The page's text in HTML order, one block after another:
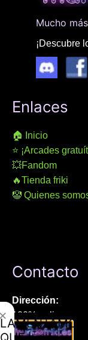
Mucho
¡Descubre
Enlaces
🏠 Inicio
⭐ ¡Arcades
💥Fandom
🔥Tienda friki
🤡 Quienes
Contacto
Dirección:
100% online
Manresa (08241),
LAMENTAMOS